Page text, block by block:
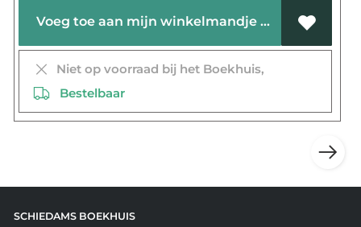
Voeg toe aan mijn winkelmandje
Niet op voorraad bij het Boekhuis,
Bestelbaar
SCHIEDAMS BOEKHUIS